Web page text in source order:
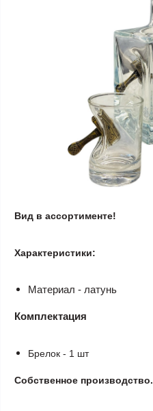
Вид в ассортименте!
Характеристики:
Материал - латунь
Комплектация
Брелок - 1 шт
Собственное производство.